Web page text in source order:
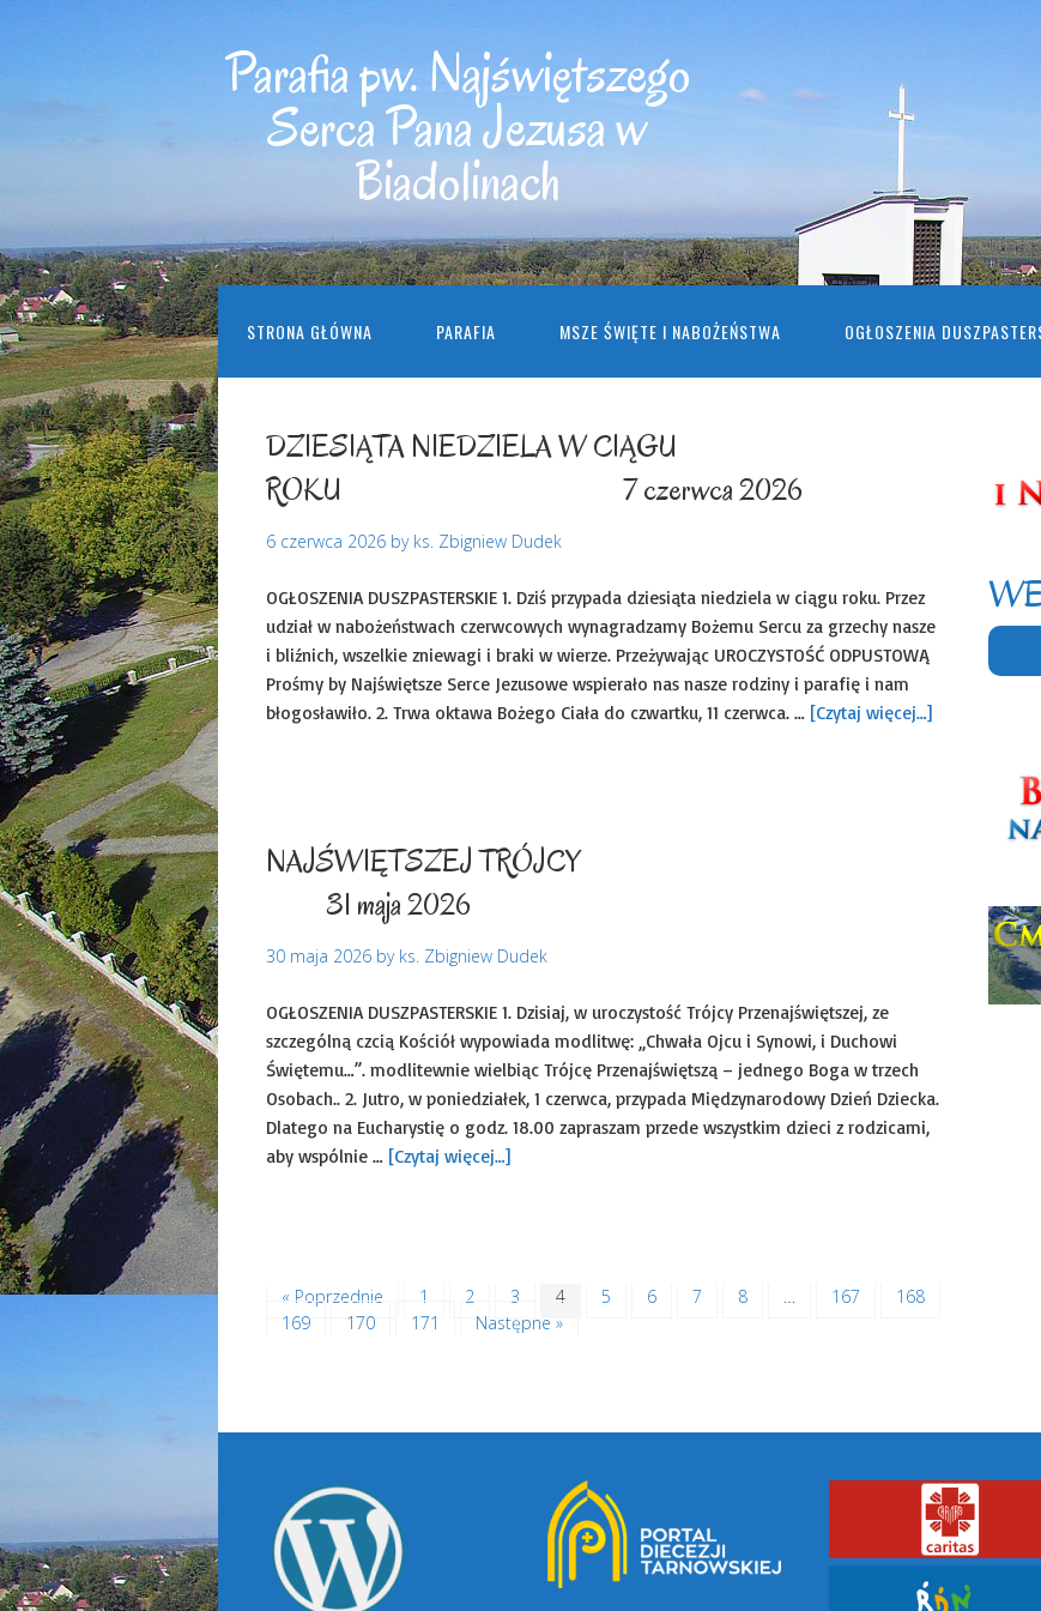
Parafia pw. Najświętszego
Serca Pana Jezusa w
Biadolinach
STRONA GŁÓWNA PARAFIA MSZE ŚWIĘTE I NABOŻEŃSTWA OGŁOSZENIA
DZIESIĄTA NIEDZIELA W CIĄGU
ROKU 7 czerwca 2026
6 czerwca 2026 by ks. Zbigniew Dudek
OGŁOSZENIA DUSZPASTERSKIE 1. Dziś przypada dziesiąta niedziela w ciągu roku. Przez
udział w nabożeństwach czerwcowych wynagradzamy Bożemu Sercu za grzechy nasze
i bliźnich, wszelkie zniewagi i braki w wierze. Przeżywając UROCZYSTOŚĆ ODPUSTOWĄ
Prośmy by Najświętsze Serce Jezusowe wspierało nas nasze rodziny i parafię i nam
błogosławiło. 2. Trwa oktawa Bożego Ciała do czwartku, 11 czerwca. … [Czytaj więcej…]
NAJŚWIĘTSZEJ TRÓJCY
31 maja 2026
30 maja 2026 by ks. Zbigniew Dudek
OGŁOSZENIA DUSZPASTERSKIE 1. Dzisiaj, w uroczystość Trójcy Przenajświętszej, ze
szczególną czcią Kościół wypowiada modlitwę: „Chwała Ojcu i Synowi, i Duchowi
Świętemu…”. modlitewnie wielbiąc Trójcę Przenajświętszą – jednego Boga w trzech
Osobach.. 2. Jutro, w poniedziałek, 1 czerwca, przypada Międzynarodowy Dzień Dziecka.
Dlatego na Eucharystię o godz. 18.00 zapraszam przede wszystkim dzieci z rodzicami,
aby wspólnie … [Czytaj więcej…]
« Poprzednie 1 2 3 4 5 6 7 8 … 167
168
169
170 171 Następne »